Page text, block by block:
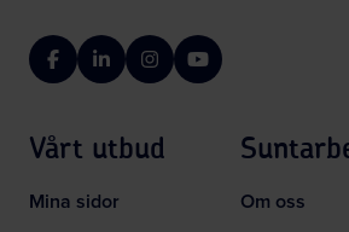
FacebookLinkedInInstagramYouTube
Vårt utbud
Mina sidor
Om oss